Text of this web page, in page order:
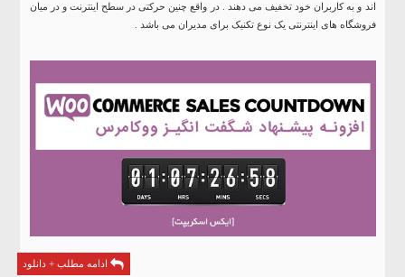
اند و به کاربران خود تخفیف می دهند . در واقع چنین حرکتی در سطح اینترنت و در میان
فروشگاه های اینترنتی یک نوع تکنیک برای مدیران می باشد .
ادامه مطلب + دانلود